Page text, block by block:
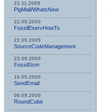
22.11.2009
PigMail/WhatsNew
22.09.2009
FossilEservHowTo
22.09.2009
SourceCodeManagement
22.09.2009
FossilScm
16.09.2009
SendEmail
08.09.2009
RoundCube